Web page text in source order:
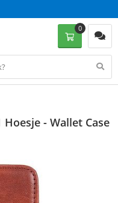
0
Hoesje - Wallet Case